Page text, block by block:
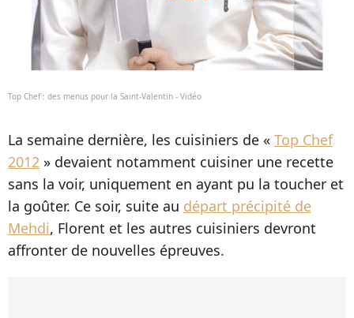
Top Chef : des menus pour la Saint-Valentin - Vidéo
La semaine dernière, les cuisiniers de « Top Chef
2012 » devaient notamment cuisiner une recette
sans la voir, uniquement en ayant pu la toucher et
la goûter. Ce soir, suite au départ précipité de
Mehdi, Florent et les autres cuisiniers devront
affronter de nouvelles épreuves.